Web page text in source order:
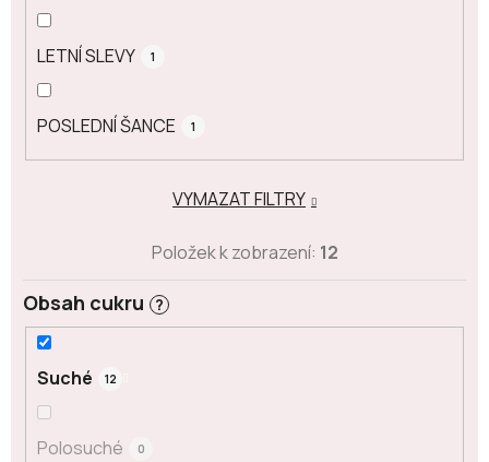
LETNÍ SLEVY 1
POSLEDNÍ ŠANCE 1
Obsah cukru ?
Suché 12
Polosuché 0
VYMAZAT FILTRY
Položek k zobrazení: 12